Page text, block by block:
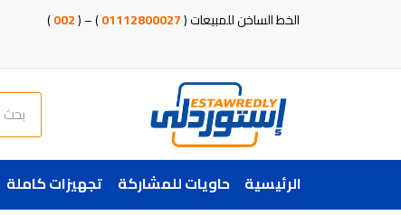
الخط الساخن للمبيعات (01112800027
) – (
002
)
Search
الرئيسية حاويات للمشاركة تجهيزات كاملة